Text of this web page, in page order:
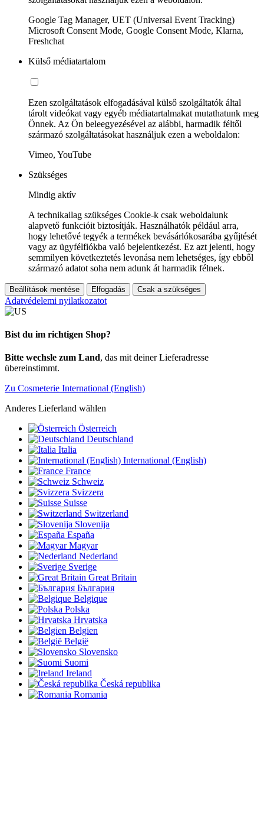
Google Tag Manager, UET (Universal Event Tracking)
Microsoft Consent Mode, Google Consent Mode, Klarna,
Freshchat
Külső médiatartalom
Ezen szolgáltatások elfogadásával külső szolgáltatók által
tárolt videókat vagy egyéb médiatartalmakat mutathatunk meg
Önnek. Az Ön beleegyezésével az alábbi, harmadik féltől
származó szolgáltatásokat használjuk ezen a weboldalon:
Vimeo, YouTube
Szükséges
Mindig aktív
A technikailag szükséges Cookie-k csak weboldalunk
alapvető funkcióit biztosítják. Használhatók például arra,
hogy lehetővé tegyék a termékek bevásárlókosarába gyűjtését
vagy az ügyfélfiókba való bejelentkezést. Ez azt jelenti, hogy
semmilyen következtetés levonása nem lehetséges, így ebből
származó adatot soha nem adunk át harmadik félnek.
Beállítások mentése Elfogadás Csak a szükséges
Adatvédelemi nyilatkozatot
Bist du im richtigen Shop?
Bitte wechsle zum Land, das mit deiner Lieferadresse
übereinstimmt.
Zu Cosmeterie International (English)
Anderes Lieferland wählen
Österreich
Deutschland
Italia
International (English)
France
Schweiz
Svizzera
Suisse
Switzerland
Slovenija
España
Magyar
Nederland
Sverige
Great Britain
България
Belgique
Polska
Hrvatska
Belgien
België
Slovensko
Suomi
Ireland
Česká republika
Romania